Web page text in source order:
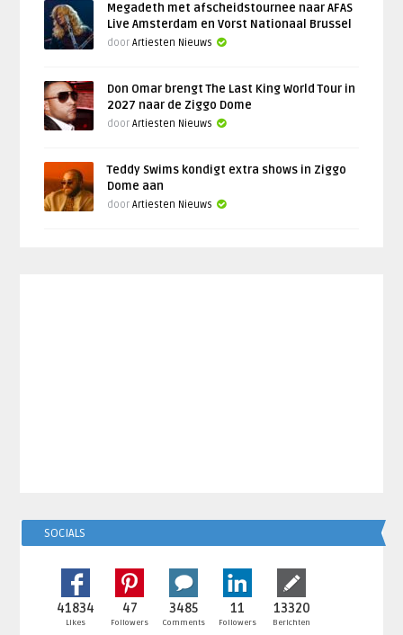
Megadeth met afscheidstournee naar AFAS
Live Amsterdam en Vorst Nationaal Brussel
doorArtiesten Nieuws
Don Omar brengt The Last King World Tour in
2027 naar de Ziggo Dome
doorArtiesten Nieuws
Teddy Swims kondigt extra shows in Ziggo
Dome aan
doorArtiesten Nieuws
SOCIALS
41834
Likes
47
Followers
3485
Comments
11
Followers
13320
Berichten